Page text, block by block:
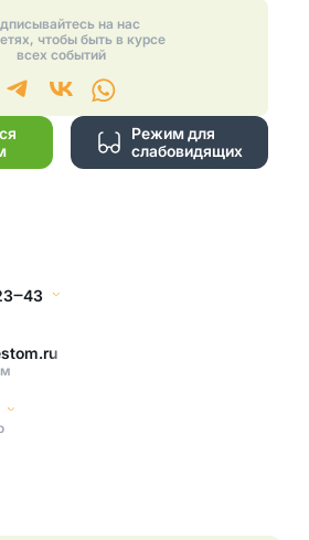
на нас
чтобы быть в курсе
всех событий
Режим для
слабовидящих